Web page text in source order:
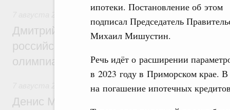
ипотеки. Постановление об этом
подписал Председатель
Михаил Мишустин.
Речь идёт о расширении
в 2023 году в Приморском крае.
на погашение ипотечных
Дмитрий Чернышенко и Сергей Кравцов
российскую сборную с победой на
олимпиаде по искусственному
Общие вопросы промышленной политики
Денис Мантуров посетил Ярославскую